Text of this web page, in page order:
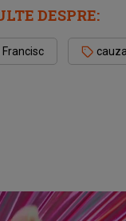
DESPRE:
Francisc